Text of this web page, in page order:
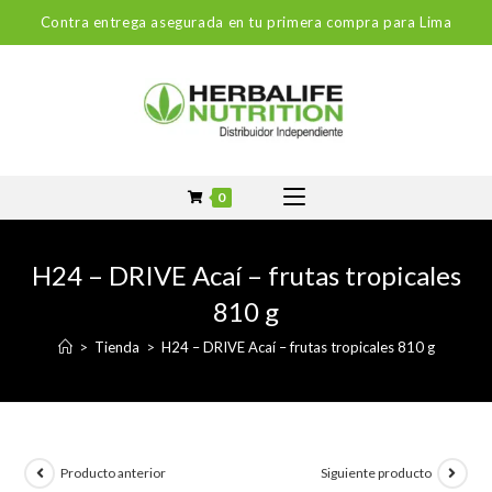
Contra entrega asegurada en tu primera compra para Lima
0
H24 – DRIVE Acaí – frutas tropicales
810 g
> Tienda > H24 – DRIVE Acaí – frutas tropicales 810 g
Producto anterior Siguiente producto